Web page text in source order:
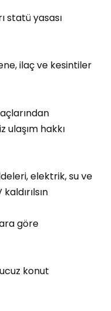
statü yasası
ilaç ve kesintiler
hakkı
elektrik, su ve
göre
konut